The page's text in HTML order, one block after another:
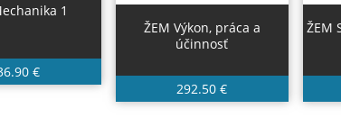
1
€
ŽEM Výkon, práca a
účinnosť
292.50 €
ŽEM